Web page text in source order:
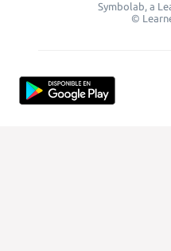
Symbolab, a
©